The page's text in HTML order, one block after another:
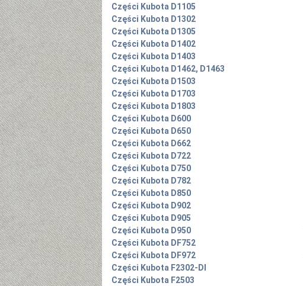
Części Kubota D1105
Części Kubota D1302
Części Kubota D1305
Części Kubota D1402
Części Kubota D1403
Części Kubota D1462, D1463
Części Kubota D1503
Części Kubota D1703
Części Kubota D1803
Części Kubota D600
Części Kubota D650
Części Kubota D662
Części Kubota D722
Części Kubota D750
Części Kubota D782
Części Kubota D850
Części Kubota D902
Części Kubota D905
Części Kubota D950
Części Kubota DF752
Części Kubota DF972
Części Kubota F2302-DI
Części Kubota F2503